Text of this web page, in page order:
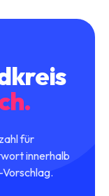
für
innerhalb